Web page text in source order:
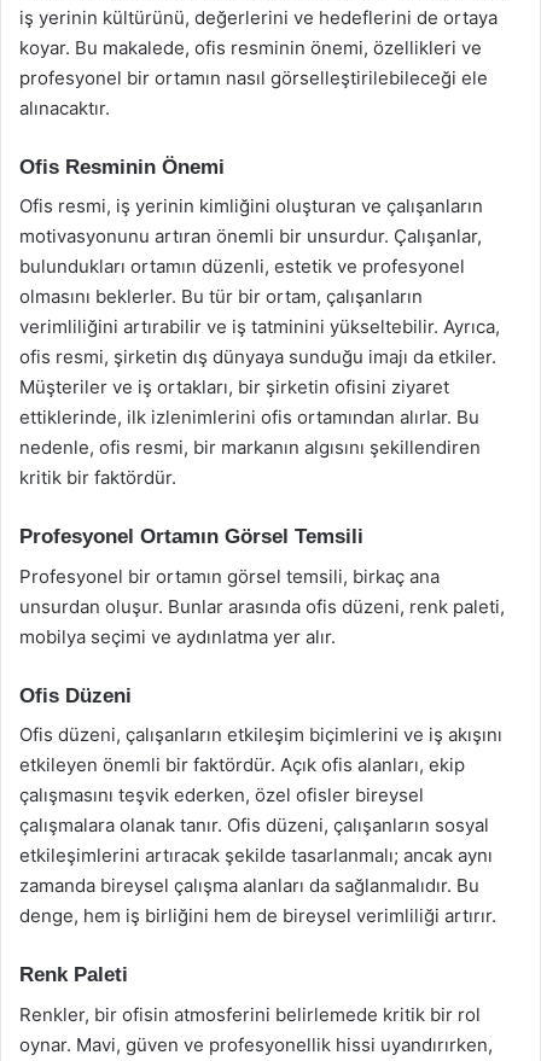
iş yerinin kültürünü, değerlerini ve hedeflerini de ortaya
koyar. Bu makalede, ofis resminin önemi, özellikleri ve
profesyonel bir ortamın nasıl görselleştirilebileceği ele
alınacaktır.
Ofis Resminin Önemi
Ofis resmi, iş yerinin kimliğini oluşturan ve çalışanların
motivasyonunu artıran önemli bir unsurdur. Çalışanlar,
bulundukları ortamın düzenli, estetik ve profesyonel
olmasını beklerler. Bu tür bir ortam, çalışanların
verimliliğini artırabilir ve iş tatminini yükseltebilir. Ayrıca,
ofis resmi, şirketin dış dünyaya sunduğu imajı da etkiler.
Müşteriler ve iş ortakları, bir şirketin ofisini ziyaret
ettiklerinde, ilk izlenimlerini ofis ortamından alırlar. Bu
nedenle, ofis resmi, bir markanın algısını şekillendiren
kritik bir faktördür.
Profesyonel Ortamın Görsel Temsili
Profesyonel bir ortamın görsel temsili, birkaç ana
unsurdan oluşur. Bunlar arasında ofis düzeni, renk paleti,
mobilya seçimi ve aydınlatma yer alır.
Ofis Düzeni
Ofis düzeni, çalışanların etkileşim biçimlerini ve iş akışını
etkileyen önemli bir faktördür. Açık ofis alanları, ekip
çalışmasını teşvik ederken, özel ofisler bireysel
çalışmalara olanak tanır. Ofis düzeni, çalışanların sosyal
etkileşimlerini artıracak şekilde tasarlanmalı; ancak aynı
zamanda bireysel çalışma alanları da sağlanmalıdır. Bu
denge, hem iş birliğini hem de bireysel verimliliği artırır.
Renk Paleti
Renkler, bir ofisin atmosferini belirlemede kritik bir rol
oynar. Mavi, güven ve profesyonellik hissi uyandırırken,